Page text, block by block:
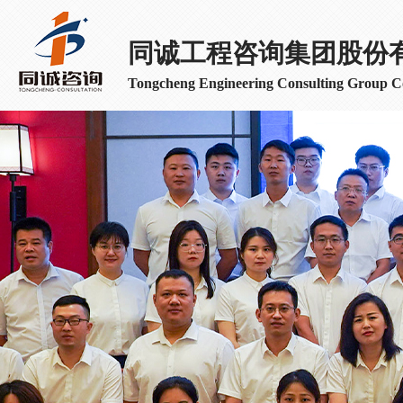
同诚工程咨询集团股份
Tongcheng Engineering Consulting Group